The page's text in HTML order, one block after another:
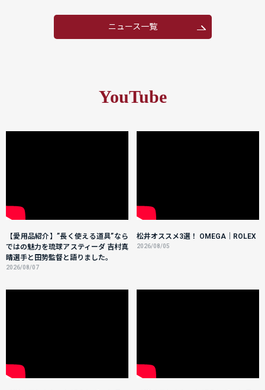
ニュース一覧
YouTube
【愛用品紹介】”長く使える道具”なら
ではの魅力を琉球アスティーダ 吉村真
晴選手と田㔟監督と語りました。
2026/08/07
松井オススメ3選！ OMEGA｜ROLEX
2026/08/05